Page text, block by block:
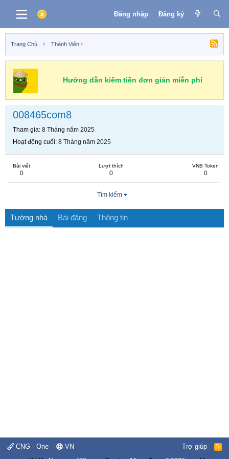
Đăng nhập Đăng ký
Trang Chủ Thành Viên
Hướng dẫn kiếm tiền đơn giản miễn phí
008465com8
Tham gia 8 Tháng năm 2025
Hoạt động cuối 8 Tháng năm 2025
Bài viết
0
Lượt thích
0
VNB Token
0
Tìm kiếm
Tường nhà Bài đăng Thông tin
CNG - One VN Trợ giúp
R